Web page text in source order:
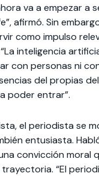
va a empezar a
afirmó. Sin
como impulso
inteligencia
con personas ni
del propias del
poder entrar”.
el periodista se
entusiasta.
convicción moral
“El